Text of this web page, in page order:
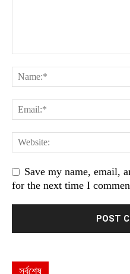
Save my name, email,
for the next time I
সর্বশেষ